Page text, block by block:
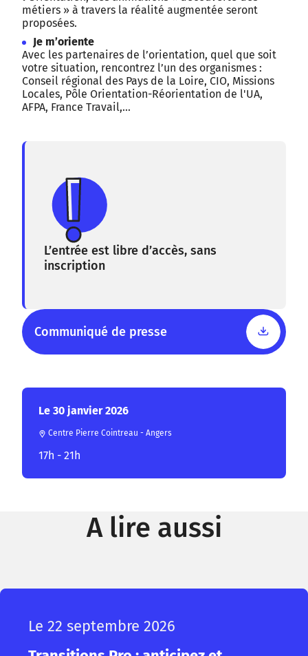
métiers » à travers la réalité augmentée seront
proposées.
Je m’oriente
Avec les partenaires de l’orientation, quel que soit
votre situation, rencontrez l’un des organismes :
Conseil régional des Pays de la Loire, CIO, Missions
Locales, Pôle Orientation-Réorientation de l'UA,
AFPA, France Travail,...
L’entrée est libre d’accès, sans
inscription
Communiqué de presse
Le 30 janvier 2026
Centre Pierre Cointreau - Angers
17h - 21h
A lire aussi
Le 22 septembre 2026